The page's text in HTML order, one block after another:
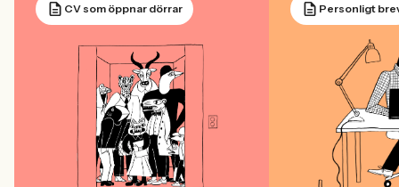
CV som öppnar dörrar Personligt